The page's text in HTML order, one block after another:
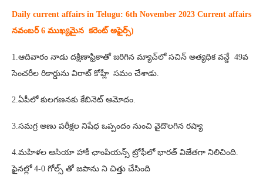
Daily current affairs in Telugu: 6th November 2023 Current affairs
నవంబర్ 6 ముఖ్యమైన కరెంట్ అఫైర్స్‌)
1.ఆదివారం నాడు దక్షిణాఫ్రికాతో జరిగిన మ్యాచ్‌లో సచిన్ అత్యధిక వన్డే 49వ
సెంచరీల రికార్డును విరాట్ కోహ్లీ సమం చేశాడు.
2.ఏపీలో కులగణనకు కేబినెట్ ఆమోదం.
3.సమగ్ర అణు పరీక్షల నిషేధ ఒప్పందం నుంచి వైదొలగిన రష్యా
4.మహిళల ఆసియా హాకీ ఛాంపియన్స్ ట్రోఫీలో భారత్ విజేతగా నిలిచింది.
ఫైనల్లో 4-0 గోల్స్ తో జపాను ని చిత్తు చేసింది